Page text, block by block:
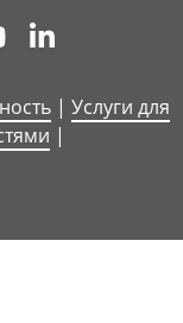
Youtube
| Услуги для
|